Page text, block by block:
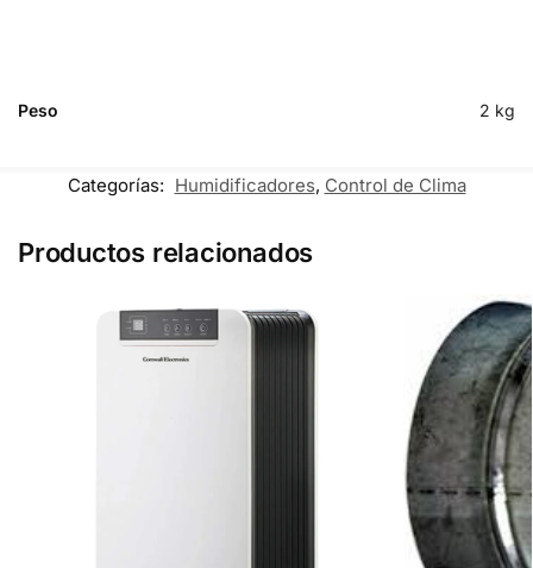
Peso 2 kg
Categorías: Humidificadores, Control de Clima
Productos relacionados